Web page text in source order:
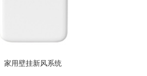
家用壁挂新风系统